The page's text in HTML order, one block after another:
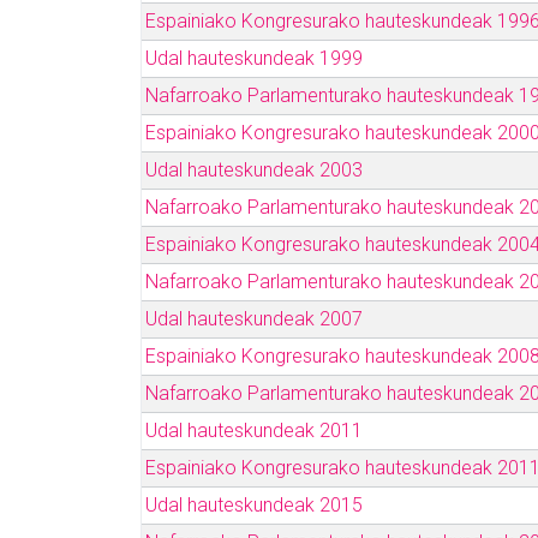
Espainiako Kongresurako hauteskundeak 1996
Udal hauteskundeak 1999
Nafarroako Parlamenturako hauteskundeak
Espainiako Kongresurako hauteskundeak 2000
Udal hauteskundeak 2003
Nafarroako Parlamenturako hauteskundeak
Espainiako Kongresurako hauteskundeak
Nafarroako Parlamenturako hauteskundeak
Udal hauteskundeak 2007
Espainiako Kongresurako hauteskundeak 2008
Nafarroako Parlamenturako hauteskundeak
Udal hauteskundeak 2011
Espainiako Kongresurako hauteskundeak 2011
Udal hauteskundeak 2015